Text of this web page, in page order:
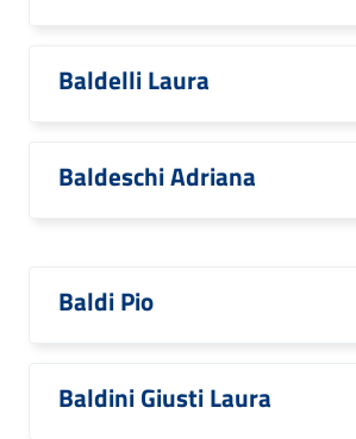
Baldelli Laura
Baldeschi Adriana
Baldi Pio
Baldini Giusti Laura